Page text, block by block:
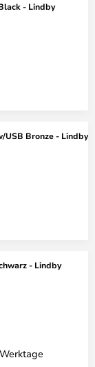
- Lindby
USB Bronze - Lindby
- Lindby